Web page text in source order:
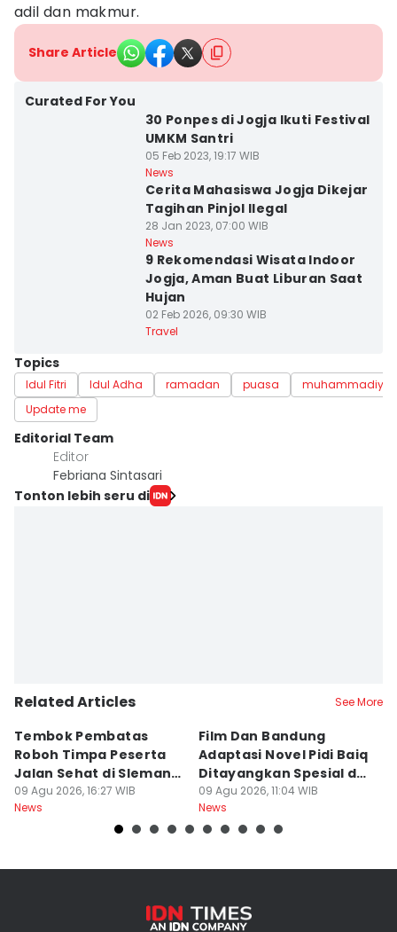
adil dan makmur.
Share Article
Curated For You
30 Ponpes di Jogja Ikuti Festival
UMKM Santri
05 Feb 2023, 19:17 WIB
News
Cerita Mahasiswa Jogja Dikejar
Tagihan Pinjol Ilegal
28 Jan 2023, 07:00 WIB
News
9 Rekomendasi Wisata Indoor
Jogja, Aman Buat Liburan Saat
Hujan
02 Feb 2026, 09:30 WIB
Travel
Topics
Idul Fitri Idul Adha ramadan puasa
Update me
Editorial Team
Editor
Febriana Sintasari
Tonton lebih seru di
Related Articles See More
Tembok Pembatas
Roboh Timpa Peserta
Jalan Sehat di Sleman,
10 Orang Luka
09 Agu 2026, 16:27 WIB
News
Film Dan Bandung
Adaptasi Novel Pidi Baiq
Ditayangkan Spesial di
Jogja
09 Agu 2026, 11:04 WIB
News